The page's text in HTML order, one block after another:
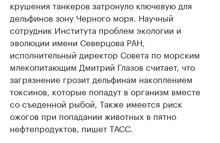
крушения танкеров затронуло ключевую для
дельфинов зону Черного моря. Научный
сотрудник Института проблем экологии и
эволюции имени Северцова РАН,
исполнительный директор Совета по морским
млекопитающим Дмитрий Глазов считает, что
загрязнение грозит дельфинам накоплением
токсинов, которые попадут в организм вместе
со съеденной рыбой, Также имеется риск
ожогов при попадании животных в пятно
нефтепродуктов, пишет ТАСС.